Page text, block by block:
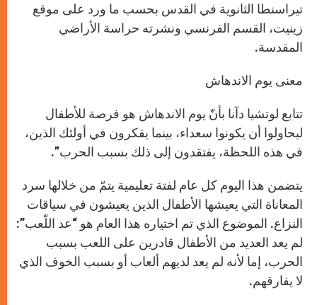
تيراسنطا الثانوية في القدس بحسب ما ورد على موقع
زينيت، القسم الفرنسي ونشرته حراسة الأراضي
المقدسة.
معنى يوم الاندهاش
تتابع لوتشيا دآنا بأنّ يوم الاندهاش هو فرصة للأطفال
ليحاولوا أن يكونوا سعداء، بينما يفكرون في أولئك الذين،
في هذه اللحظة، يفتقدون إلى ذلك بسبب الحرب”.
يتضمن هذا اليوم كل عام لفتة تعليمية يتمّ من خلالها سرد
المعاناة التي يعيشها الأطفال الذين يعيشون في سياقات
النزاع. الموضوع الذي تم اختياره هذا العام هو “عد اللّعب”:
لم يعد العديد من الأطفال قادرين على اللعب بسبب
الحرب، إما لأنه لم يعد لديهم ألعاب أو بسبب الخوف الذي
لا يفارقهم.